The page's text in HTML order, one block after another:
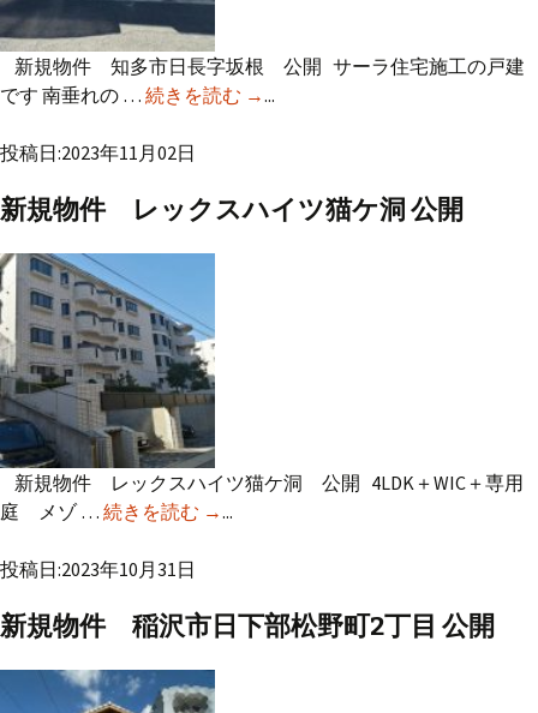
新規物件 知多市日長字坂根 公開 サーラ住宅施工の戸建
です 南垂れの … 続きを読む 新規物件 知多市日長字坂根 公開
→...
投稿日:2023年11月02日
新規物件 レックスハイツ猫ケ洞 公開
新規物件 レックスハイツ猫ケ洞 公開 4LDK＋WIC＋専用
庭 メゾ … 続きを読む 新規物件 レックスハイツ猫ケ洞 公開
→...
投稿日:2023年10月31日
新規物件 稲沢市日下部松野町2丁目 公開